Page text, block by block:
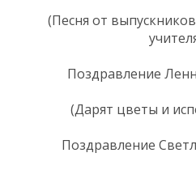
(Песня от
Поздравление
(Дарят цветы и
Поздравление